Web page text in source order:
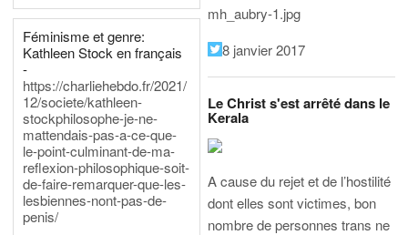
Féminisme et genre:
Kathleen Stock en français
-
https://charliehebdo.fr/2021/
12/societe/kathleen-
stockphilosophe-je-ne-
mattendais-pas-a-ce-que-
le-point-culminant-de-ma-
reflexion-philosophique-soit-
de-faire-remarquer-que-les-
lesbiennes-nont-pas-de-
penis/
mh_aubry-1.jpg
8 janvier 2017
Le Christ s'est arrêté dans le
Kerala
A cause du rejet et de l’hostilité
dont elles sont victimes, bon
nombre de personnes trans ne